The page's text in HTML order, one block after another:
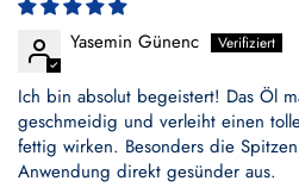
Yasemin Günenc
Ich bin absolut begeistert! Das Öl
geschmeidig und verleiht einen
fettig wirken. Besonders die
Anwendung direkt gesünder aus.